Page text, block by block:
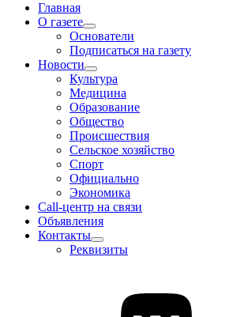
Главная
О газете
Основатели
Подписаться на газету
Новости
Культура
Медицина
Образование
Общество
Происшествия
Сельское хозяйство
Спорт
Официально
Экономика
Call-центр на связи
Объявления
Контакты
Реквизиты